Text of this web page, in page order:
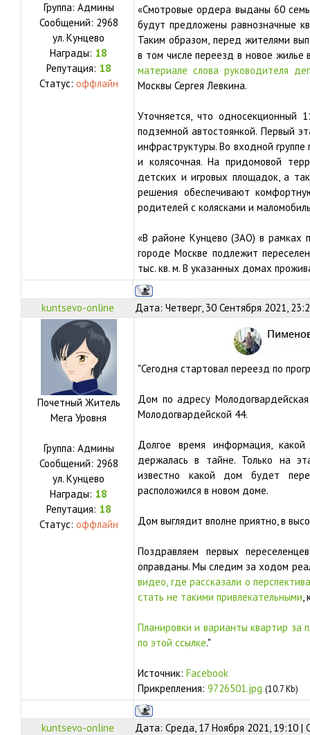
Группа: Админы
Сообщений: 2968
ул. Кунцево
Награды: 18
Репутация: 18
Статус: оффлайн
«Смотровые ордера выданы 60
будут предложены равнозначные
Таким образом, перед жителями
в том числе переезд в новое жилье
материале слова руководителя
Москвы Сергея Левкина.
Уточняется, что односекционный
подземной автостоянкой. Первый
инфраструктуры. Во входной
и колясочная. На придомовой
детских и игровых площадок, а
решения обеспечивают
родителей с колясками и
«В районе Кунцево (ЗАО) в рамках
городе Москве подлежит
тыс. кв. м. В указанных домах
kuntsevo-online Дата: Четверг, 30 Сентября 2021,
Почетный Житель
Мега Уровня
Группа: Админы
Сообщений: 2968
ул. Кунцево
Награды: 18
Репутация: 18
Статус: оффлайн
"Сегодня стартовал переезд по
Дом по адресу
Молодогвардейской 44.
Долгое время информация,
держалась в тайне. Только на
известно какой дом будет
расположился в новом доме.
Дом выглядит вполне приятно, в
Поздравляем первых
оправданы. Мы следим за ходом
видео, где рассказали о
стать не такими привлекательными,
Планировки и варианты квартир за
по этой ссылке."
Источник: Facebook
Прикрепления: 9726501.jpg (10.7 Kb)
kuntsevo-online Дата: Среда, 17 Ноября 2021, 19:10 |